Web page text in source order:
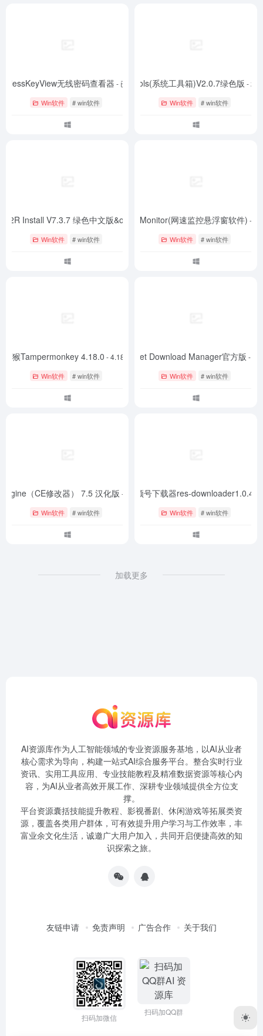
无线密码查看器 - 已测试
Win软件 # win软件
Utools(系统工具箱)V2.0.7绿色版 -
Win软件 # win软件
Install V7.3.7 绿色中文版&office激活工具- V7.3.7
Win软件 # win软件
TrafficMonitor(网速监控悬浮窗软件) - 最
Win软件 # win软件
油猴Tampermonkey 4.18.0 - 4.18.0
Win软件 # win软件
Internet Download Manager官方版 - 最
Win软件 # win软件
（CE修改器） 7.5 汉化版 - 7.5 汉化版
Win软件 # win软件
微信视频号下载器res-downloader1.0.4
Win软件 # win软件
加载更多
AI资源库作为人工智能领域的专业资源服务基地，以AI从业者
核心需求为导向，构建一站式AI综合服务平台。整合实时行业
资讯、实用工具应用、专业技能教程及精准数据资源等核心内
容，为AI从业者高效开展工作、深耕专业领域提供全方位支
撑。
平台资源囊括技能提升教程、影视番剧、休闲游戏等拓展类资
源，覆盖各类用户群体，可有效提升用户学习与工作效率，丰
富业余文化生活，诚邀广大用户加入，共同开启便捷高效的知
识探索之旅。
友链申请 免责声明 广告合作 关于我们
扫码加微信
扫码加QQ群